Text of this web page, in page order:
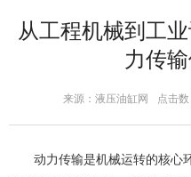
从工程机械到工
力传
来源：液压油缸网 点击数
动力传输是机械运转的核心